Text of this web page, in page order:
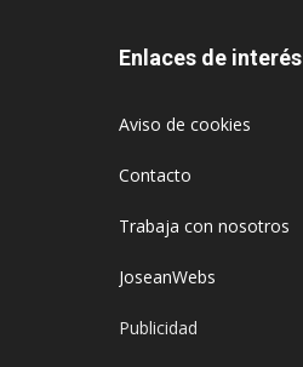
Enlaces de interés
Aviso de cookies
Contacto
Trabaja con nosotros
JoseanWebs
Publicidad